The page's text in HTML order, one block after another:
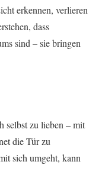
erkennen, verlieren
dass
sind – sie bringen
selbst zu lieben – mit
die Tür zu
sich umgeht, kann